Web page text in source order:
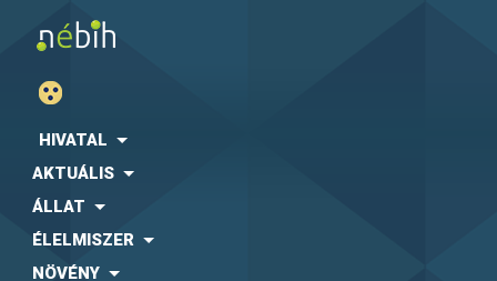
HIVATAL
AKTUÁLIS
ÁLLAT
ÉLELMISZER
NÖVÉNY